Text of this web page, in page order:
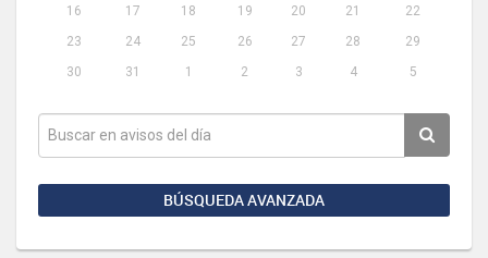
16
17 18 19 20 21
22
23
24 25 26 27 28
29
30
31 1 2 3 4 5
BÚSQUEDA AVANZADA